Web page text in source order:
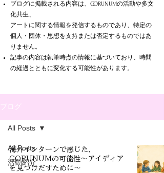
ブログに掲載される内容は、CORUNUMの活動や多文
化共生、
アートに関する情報を発信するものであり、特定の
個人・団体・思想を支持または否定するものではあ
りません。
記事の内容は執筆時点の情報に基づいており、時間
の経過とともに変化する可能性があります。
ブログ
All Posts
活動紹介
All Posts
海外インターンで感じた、
CORUNUMの可能性～アイディア
を見つけだすために～